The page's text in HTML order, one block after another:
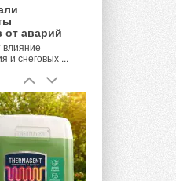
от аварий
влияние
и снеговых ...
насос PV/T
...